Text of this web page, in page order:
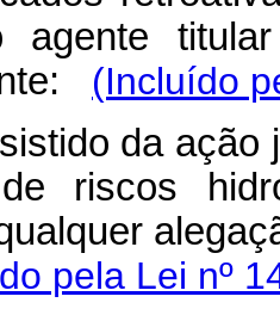
agente
(Incluído
da
riscos
pela Lei nº